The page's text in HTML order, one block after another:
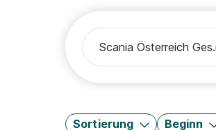
Sortierung Beginn